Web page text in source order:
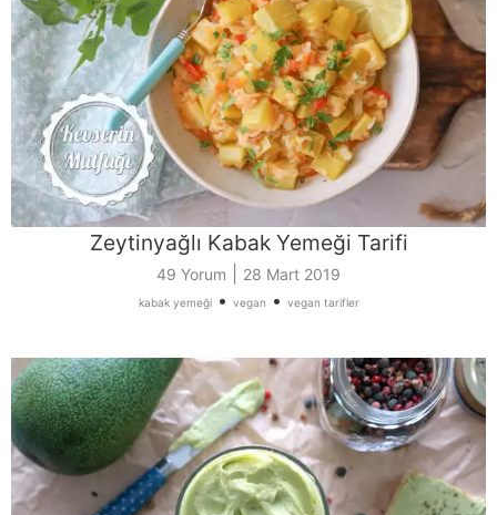
Zeytinyağlı Kabak Yemeği Tarifi
49 Yorum 28 Mart 2019
kabak yemeği• vegan • vegan tarifler